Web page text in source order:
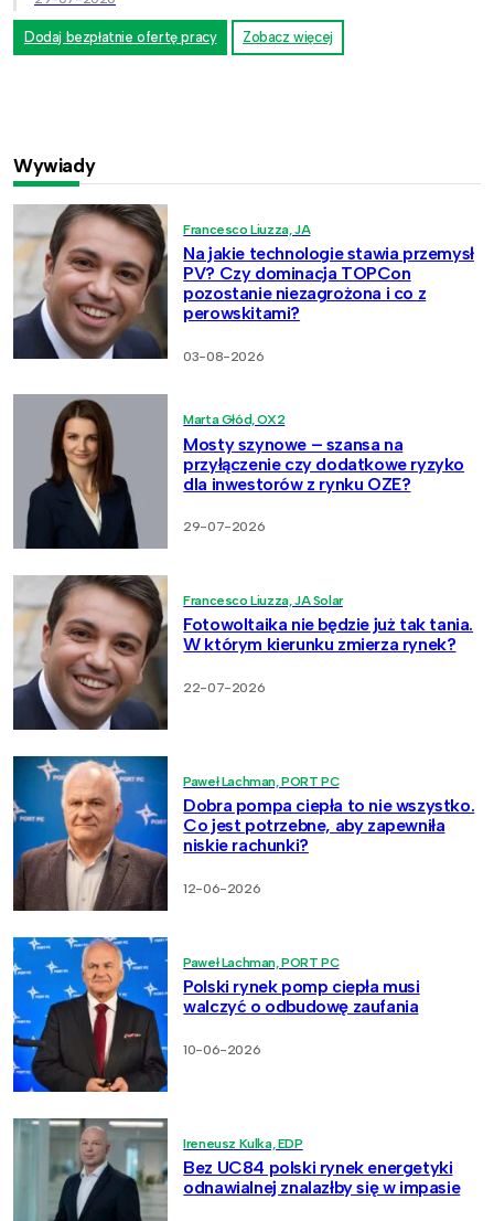
Dodaj bezpłatnie ofertę pracy Zobacz więcej
Wywiady
Francesco Liuzza, JA
Na jakie technologie stawia przemysł
PV? Czy dominacja TOPCon
pozostanie niezagrożona i co z
perowskitami?
03-08-2026
Marta Głód, OX2
Mosty szynowe – szansa na
przyłączenie czy dodatkowe ryzyko
dla inwestorów z rynku OZE?
29-07-2026
Francesco Liuzza, JA Solar
Fotowoltaika nie będzie już tak tania.
W którym kierunku zmierza rynek?
22-07-2026
Paweł Lachman, PORT PC
Dobra pompa ciepła to nie wszystko.
Co jest potrzebne, aby zapewniła
niskie rachunki?
12-06-2026
Paweł Lachman, PORT PC
Polski rynek pomp ciepła musi
walczyć o odbudowę zaufania
10-06-2026
Ireneusz Kulka, EDP
Bez UC84 polski rynek energetyki
odnawialnej znalazłby się w impasie